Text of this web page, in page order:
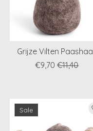
Grijze Vilten
€9,70 €11,40
Sale